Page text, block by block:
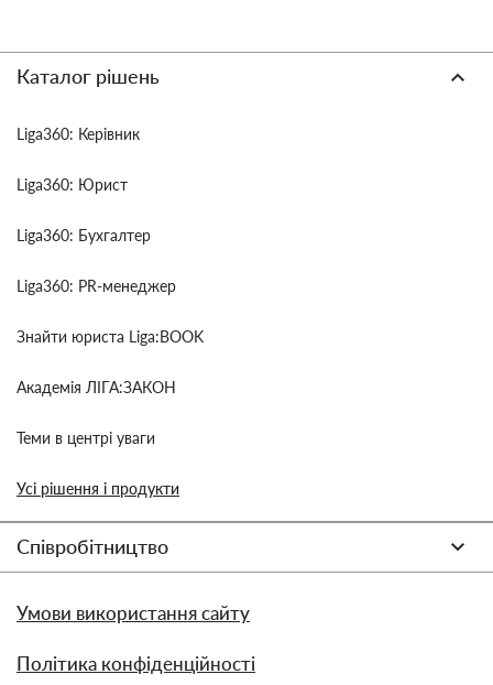
Каталог рішень
Liga360: Керівник
Liga360: Юрист
Liga360: Бухгалтер
Liga360: PR-менеджер
Знайти юриста Liga:BOOK
Академія ЛІГА:ЗАКОН
Теми в центрі уваги
Усі рішення і продукти
Співробітництво
Умови використання сайту
Політика конфіденційності